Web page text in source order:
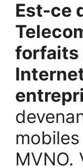
Est-ce
forfaits
MVNO.